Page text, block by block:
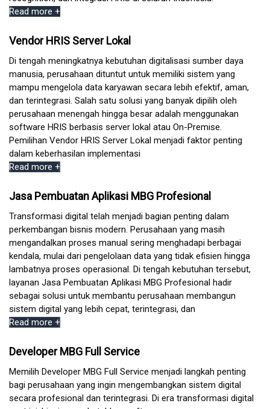
Read more +
Vendor HRIS Server Lokal
Di tengah meningkatnya kebutuhan digitalisasi sumber daya
manusia, perusahaan dituntut untuk memiliki sistem yang
mampu mengelola data karyawan secara lebih efektif, aman,
dan terintegrasi. Salah satu solusi yang banyak dipilih oleh
perusahaan menengah hingga besar adalah menggunakan
software HRIS berbasis server lokal atau On-Premise.
Pemilihan Vendor HRIS Server Lokal menjadi faktor penting
dalam keberhasilan implementasi
Read more +
Jasa Pembuatan Aplikasi MBG Profesional
Transformasi digital telah menjadi bagian penting dalam
perkembangan bisnis modern. Perusahaan yang masih
mengandalkan proses manual sering menghadapi berbagai
kendala, mulai dari pengelolaan data yang tidak efisien hingga
lambatnya proses operasional. Di tengah kebutuhan tersebut,
layanan Jasa Pembuatan Aplikasi MBG Profesional hadir
sebagai solusi untuk membantu perusahaan membangun
sistem digital yang lebih cepat, terintegrasi, dan
Read more +
Developer MBG Full Service
Memilih Developer MBG Full Service menjadi langkah penting
bagi perusahaan yang ingin mengembangkan sistem digital
secara profesional dan terintegrasi. Di era transformasi digital